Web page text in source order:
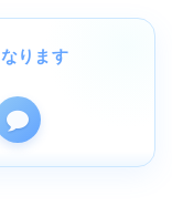
ります